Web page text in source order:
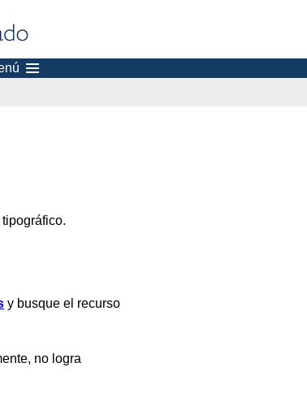
y busque el recurso
no logra